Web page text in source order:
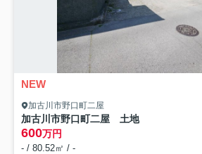
NEW
加古川市野口町二屋
加古川市野口町二屋 土地
600万円
- / 80.52㎡ / -